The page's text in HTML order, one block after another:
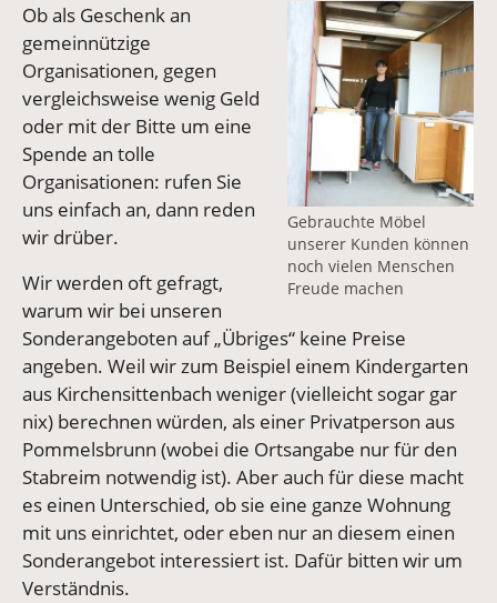
Vergrößerte Version
Gebrauchte Möbel
unserer Kunden können
noch vielen Menschen
Freude machen
Ob als Geschenk an
gemeinnützige
Organisationen, gegen
vergleichsweise wenig Geld
oder mit der Bitte um eine
Spende an tolle
Organisationen: rufen Sie
uns einfach an, dann reden
wir drüber.
Wir werden oft gefragt,
warum wir bei unseren
Sonderangeboten auf „Übriges“ keine Preise
angeben. Weil wir zum Beispiel einem Kindergarten
aus Kirchensittenbach weniger (vielleicht sogar gar
nix) berechnen würden, als einer Privatperson aus
Pommelsbrunn (wobei die Ortsangabe nur für den
Stabreim notwendig ist). Aber auch für diese macht
es einen Unterschied, ob sie eine ganze Wohnung
mit uns einrichtet, oder eben nur an diesem einen
Sonderangebot interessiert ist. Dafür bitten wir um
Verständnis.